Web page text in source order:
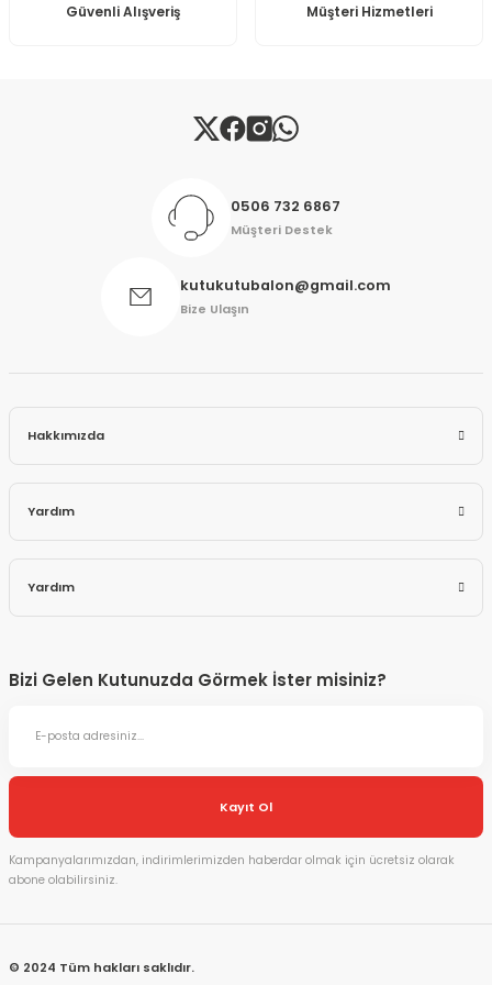
Gönder
Güvenli Alışveriş Müşteri Hizmetleri
0506 732 6867
Müşteri Destek
kutukutubalon@gmail.com
Bize Ulaşın
Hakkımızda
Yardım
Yardım
Bizi Gelen Kutunuzda Görmek İster misiniz?
Kayıt Ol
Kampanyalarımızdan, indirimlerimizden haberdar olmak için ücretsiz olarak
abone olabilirsiniz.
© 2024 Tüm hakları saklıdır.